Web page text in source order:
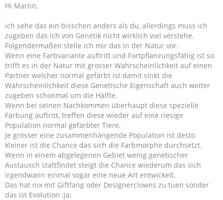
Hi Martin,
ich sehe das ein bisschen anders als du, allerdings muss ich
zugeben das ich von Genetik nicht wirklich viel verstehe.
Folgendermaßen stelle ich mir das in der Natur vor.
Wenn eine Farbvariante auftritt und Fortpflanzungsfähig ist so
trifft es in der Natur mit grosser Wahrscheinlichkeit auf einen
Partner welcher normal gefärbt ist damit sinkt die
Wahrscheinlichkeit diese Genetische Eigenschaft auch weiter
zugeben schonmal um die Hälfte.
Wenn bei seinen Nachkommen überhaupt diese spezielle
Färbung auftritt, treffen diese wieder auf eine riesige
Population normal gefärbter Tiere.
Je grösser eine zusammenhängende Population ist desto
kleiner ist die Chance das sich die Farbmorphe durchsetzt.
Wenn in einem abgelegenen Gebiet wenig genetischer
Austausch stattfindet steigt die Chance wiederum das sich
irgendwann einmal sogar eine neue Art entwickelt.
Das hat nix mit Giftfang oder Designerclowns zu tuen sonder
das ist Evolution :ja: